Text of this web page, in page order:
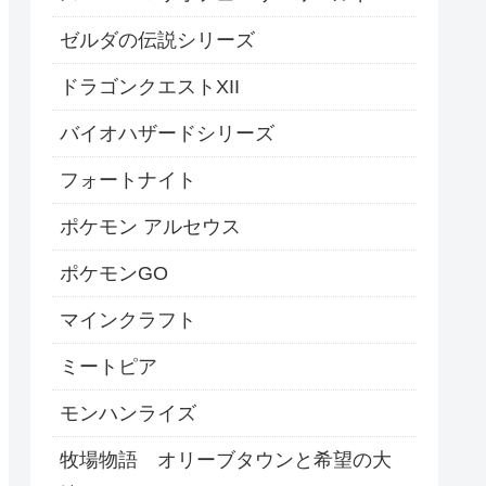
ゼルダの伝説シリーズ
ドラゴンクエストXII
バイオハザードシリーズ
フォートナイト
ポケモン アルセウス
ポケモンGO
マインクラフト
ミートピア
モンハンライズ
牧場物語 オリーブタウンと希望の大